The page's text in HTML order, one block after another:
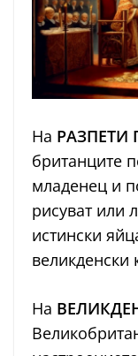
На РАЗПЕТИ
британците
младенец и
рисуват или
истински
великденски
На